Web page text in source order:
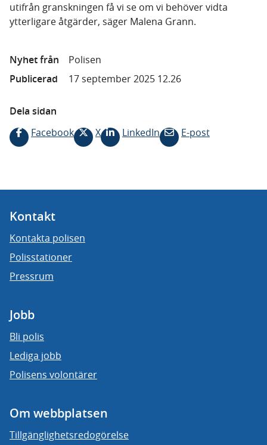
utifrån granskningen få vi se om vi behöver vidta
ytterligare åtgärder, säger Malena Grann.
Nyhet från
Polisen
Publicerad
17 september 2025 12.26
Dela sidan
Facebook
X LinkedIn E-post
Kontakt
Kontakta polisen
Polisstationer
Pressrum
Jobb
Bli polis
Lediga jobb
Polisens volontärer
Om webbplatsen
Tillgänglighetsredogörelse